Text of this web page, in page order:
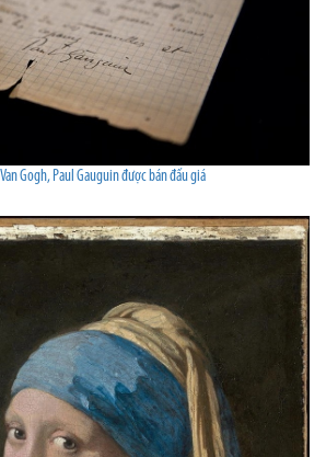
Gogh, Paul Gauguin được bán đấu giá